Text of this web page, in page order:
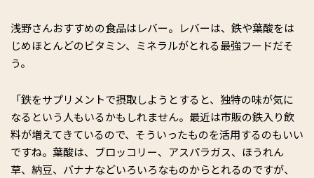
浅野さんおすすめの食品はレバー。レバーは、鉄や葉酸をは
じめほとんどのビタミン、ミネラルがとれる最強フードだそ
う。
「鉄をサプリメントで摂取しようとすると、独特の味が気に
なるという人もいるかもしれません。最近は市販の鉄入り飲
料が増えてきているので、そういったものを活用するのもいい
ですね。葉酸は、ブロッコリー、アスパラガス、ほうれん
草、納豆、バナナなどいろいろなものからとれるのですが、